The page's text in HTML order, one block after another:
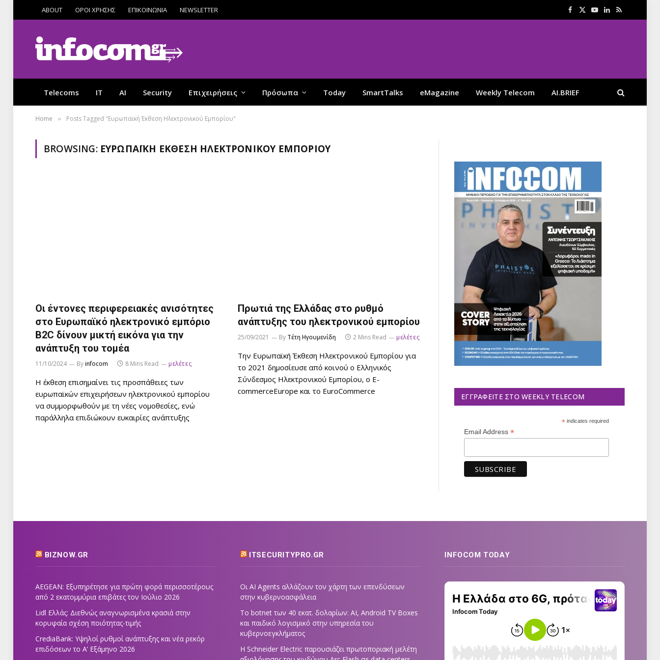
ABOUT ΟΡΟΙ ΧΡΗΣΗΣ ΕΠΙΚΟΙΝΩΝΙΑ NEWSLETTER Facebook
X
YouTube
LinkedIn
RSS
Telecoms IT AI Security Επιχειρήσεις Πρόσωπα Today SmartTalks eMagazine Weekly Telecom AI.BRIEF
Home » Posts Tagged "Ευρωπαϊκή Έκθεση Ηλεκτρονικού Εμπορίου"
BROWSING: ΕΥΡΩΠΑΪΚΉ ΈΚΘΕΣΗ ΗΛΕΚΤΡΟΝΙΚΟΎ ΕΜΠΟΡΊΟΥ
Οι έντονες περιφερειακές ανισότητες
στο Ευρωπαϊκό ηλεκτρονικό εμπόριο
B2C δίνουν μικτή εικόνα για την
ανάπτυξη του τομέα
11/10/2024 Byinfocom 8 Mins Read μελέτες
Η έκθεση επισημαίνει τις προσπάθειες των
ευρωπαϊκών επιχειρήσεων ηλεκτρονικού εμπορίου
να συμμορφωθούν με τη νέες νομοθεσίες, ενώ
παράλληλα επιδιώκουν ευκαιρίες ανάπτυξης
Πρωτιά της Ελλάδας στο ρυθμό
ανάπτυξης του ηλεκτρονικού εμπορίου
25/09/2021 By Τέτη Ηγουμενίδη 2 Mins Read μελέτες
Την Ευρωπαϊκή Έκθεση Ηλεκτρονικού Εμπορίου για
το 2021 δημοσίευσε από κοινού ο Ελληνικός
Σύνδεσμος Ηλεκτρονικού Εμπορίου, ο E-
commerceEurope και το EuroCommerce
ΕΓΓΡΑΦΕΊΤΕ ΣΤΟ WEEKLY TELECOM
*indicates required
Email Address *
BIZNOW.GR
AEGEAN: Εξυπηρέτησε για πρώτη φορά περισσοτέρους
από 2 εκατομμύρια επιβάτες τον Ιούλιο 2026
Lidl Ελλάς: Διεθνώς αναγνωρισμένα κρασιά στην
κορυφαία σχέση ποιότητας-τιμής
CrediaBank: Υψηλοί ρυθμοί ανάπτυξης και νέα ρεκόρ
επιδόσεων το Α’ Εξάμηνο 2026
ITSECURITYPRO.GR
Οι AI Agents αλλάζουν τον χάρτη των επενδύσεων
στην κυβερνοασφάλεια
Το botnet των 40 εκατ. δολαρίων: AI, Android TV Boxes
και παιδικό λογισμικό στην υπηρεσία του
κυβερνοεγκλήματος
Η Schneider Electric παρουσιάζει πρωτοποριακή μελέτη
INFOCOM TODAY